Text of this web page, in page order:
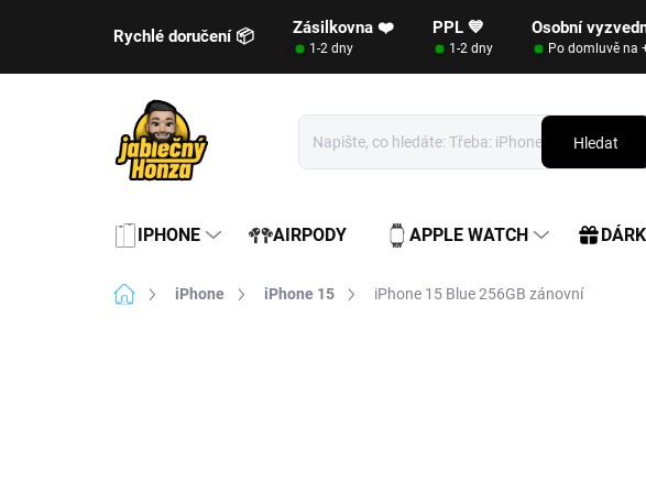
Rychlé doručení 📦 Zásilkovna ❤️ PPL 💙 Osobní
1-2 dny 1-2 dny Po domluvě na
Hledat
IPHONE AIRPODY APPLE WATCH
Domů iPhone iPhone 15 iPhone 15 Blue 256GB zánovní